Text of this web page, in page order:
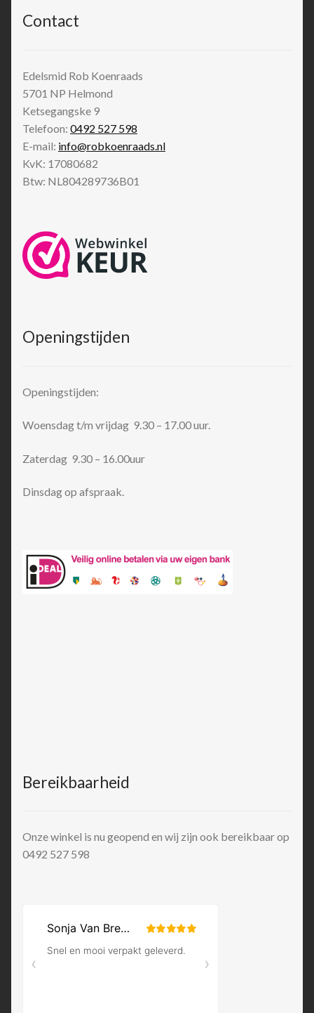
Contact
Edelsmid Rob Koenraads
5701 NP Helmond
Ketsegangske 9
Telefoon: 0492 527 598
E-mail: info@robkoenraads.nl
KvK: 17080682
Btw: NL804289736B01
Openingstijden
Openingstijden:
Woensdag t/m vrijdag 9.30 – 17.00 uur.
Zaterdag 9.30 – 16.00uur
Dinsdag op afspraak.
Bereikbaarheid
Onze winkel is nu geopend en wij zijn ook bereikbaar op
0492 527 598